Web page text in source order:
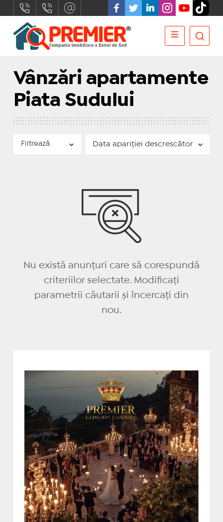
Vânzări apartamente
Piata Sudului
Filtrează
Nu există anunțuri care să corespundă
criteriilor selectate. Modificați
parametrii căutarii și încercați din
nou.